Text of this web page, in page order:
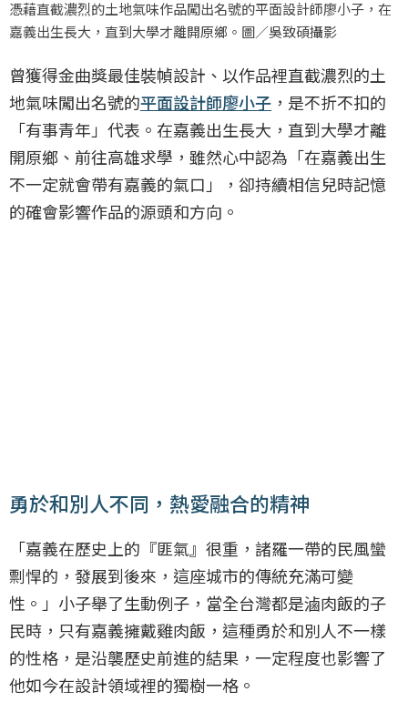
憑藉直截濃烈的土地氣味作品闖出名號的平面設計師廖小子，在
嘉義出生長大，直到大學才離開原鄉。圖／吳致碩攝影
曾獲得金曲獎最佳裝幀設計、以作品裡直截濃烈的土
地氣味闖出名號的平面設計師廖小子 ，是不折不扣的
「有事青年」代表。在嘉義出生長大，直到大學才離
開原鄉、前往高雄求學，雖然心中認為「在嘉義出生
不一定就會帶有嘉義的氣口」，卻持續相信兒時記憶
的確會影響作品的源頭和方向。
勇於和別人不同，熱愛融合的精神
「嘉義在歷史上的『匪氣』很重，諸羅一帶的民風蠻
剽悍的，發展到後來，這座城市的傳統充滿可變
性。」小子舉了生動例子，當全台灣都是滷肉飯的子
民時，只有嘉義擁戴雞肉飯，這種勇於和別人不一樣
的性格，是沿襲歷史前進的結果，一定程度也影響了
他如今在設計領域裡的獨樹一格。